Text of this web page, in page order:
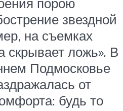
звездной
на съемках
скрывает ложь». В
Подмосковье
от
будь то